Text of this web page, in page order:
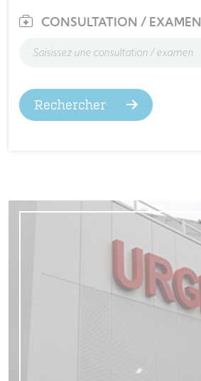
CONSULTATION / EXAMEN
Rechercher